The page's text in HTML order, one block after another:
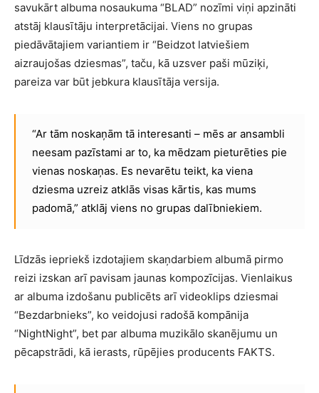
savukārt albuma nosaukuma “BLAD” nozīmi viņi apzināti
atstāj klausītāju interpretācijai. Viens no grupas
piedāvātajiem variantiem ir “Beidzot latviešiem
aizraujošas dziesmas”, taču, kā uzsver paši mūziķi,
pareiza var būt jebkura klausītāja versija.
“Ar tām noskaņām tā interesanti – mēs ar ansambli
neesam pazīstami ar to, ka mēdzam pieturēties pie
vienas noskaņas. Es nevarētu teikt, ka viena
dziesma uzreiz atklās visas kārtis, kas mums
padomā,” atklāj viens no grupas dalībniekiem.
Līdzās iepriekš izdotajiem skaņdarbiem albumā pirmo
reizi izskan arī pavisam jaunas kompozīcijas. Vienlaikus
ar albuma izdošanu publicēts arī videoklips dziesmai
“Bezdarbnieks”, ko veidojusi radošā kompānija
“NightNight”, bet par albuma muzikālo skanējumu un
pēcapstrādi, kā ierasts, rūpējies producents FAKTS.